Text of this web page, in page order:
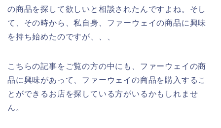
の商品を探して欲しいと相談されたんですよね。そし
て、その時から、私自身、ファーウェイの商品に興味
を持ち始めたのですが、、、
こちらの記事をご覧の方の中にも、ファーウェイの商
品に興味があって、ファーウェイの商品を購入するこ
とができるお店を探している方がいるかもしれませ
ん。